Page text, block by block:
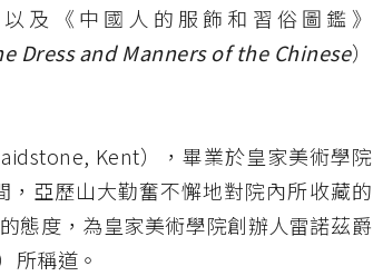
及《中國人的服飾和習俗圖鑑》
Dress and Manners of the Chinese）
Kent），畢業於皇家美術學院
，亞歷山大勤奮不懈地對院內所收藏的
態度，為皇家美術學院創辦人雷諾茲爵
所稱道。